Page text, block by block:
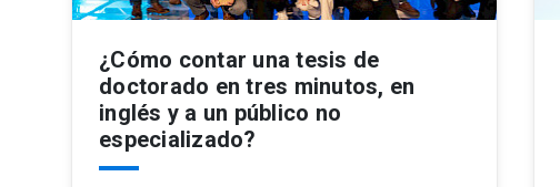
¿Cómo contar una tesis de
doctorado en tres minutos, en
inglés y a un público no
especializado?